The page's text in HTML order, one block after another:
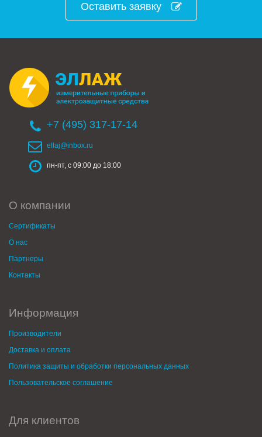
Оставить заявку
+7 (495) 317-17-14
ellaj@inbox.ru
пн-пт, с 09:00 до 18:00
О компании
Сертификаты
О нас
Партнеры
Контакты
Информация
Производители
Доставка и оплата
Политика защиты и обработки персональных данных
Пользовательское соглашение
Для клиентов